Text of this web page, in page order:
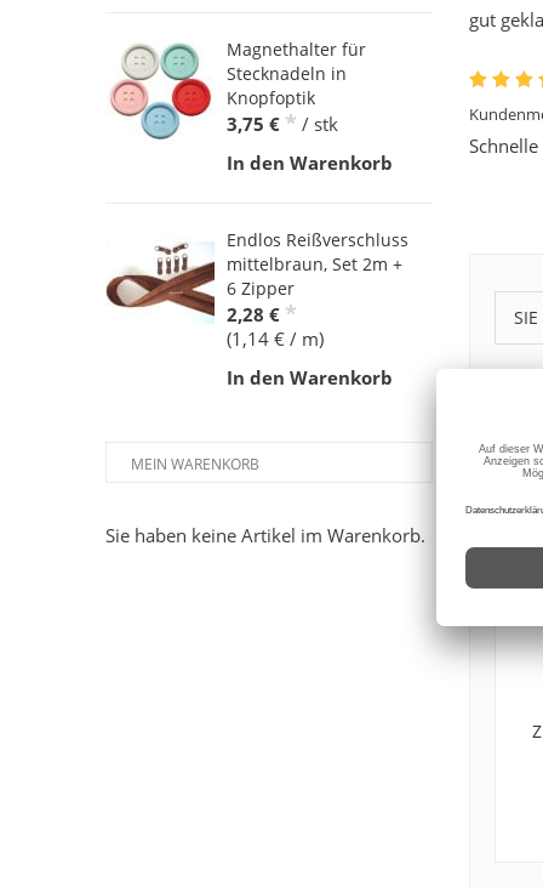
gut
Magnethalter für
Stecknadeln in
Knopfoptik
3,75 € * / stk
In den Warenkorb
Endlos Reißverschluss
mittelbraun, Set 2m +
6 Zipper
2,28 € *
(1,14 € / m)
In den Warenkorb
MEIN WARENKORB
Sie haben keine Artikel im Warenkorb.